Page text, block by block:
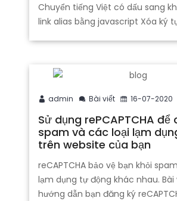
Chuyển tiếng Việt có dấu sang
link alias bằng javascript Xóa ký
admin Bài viết 16-07-2020
Sử dụng rePCAPTCHA để
spam và các loại lạm
trên website của bạn
reCAPTCHA bảo vệ bạn khỏi
lạm dụng tự động khác nhau.
hướng dẫn bạn đăng ký